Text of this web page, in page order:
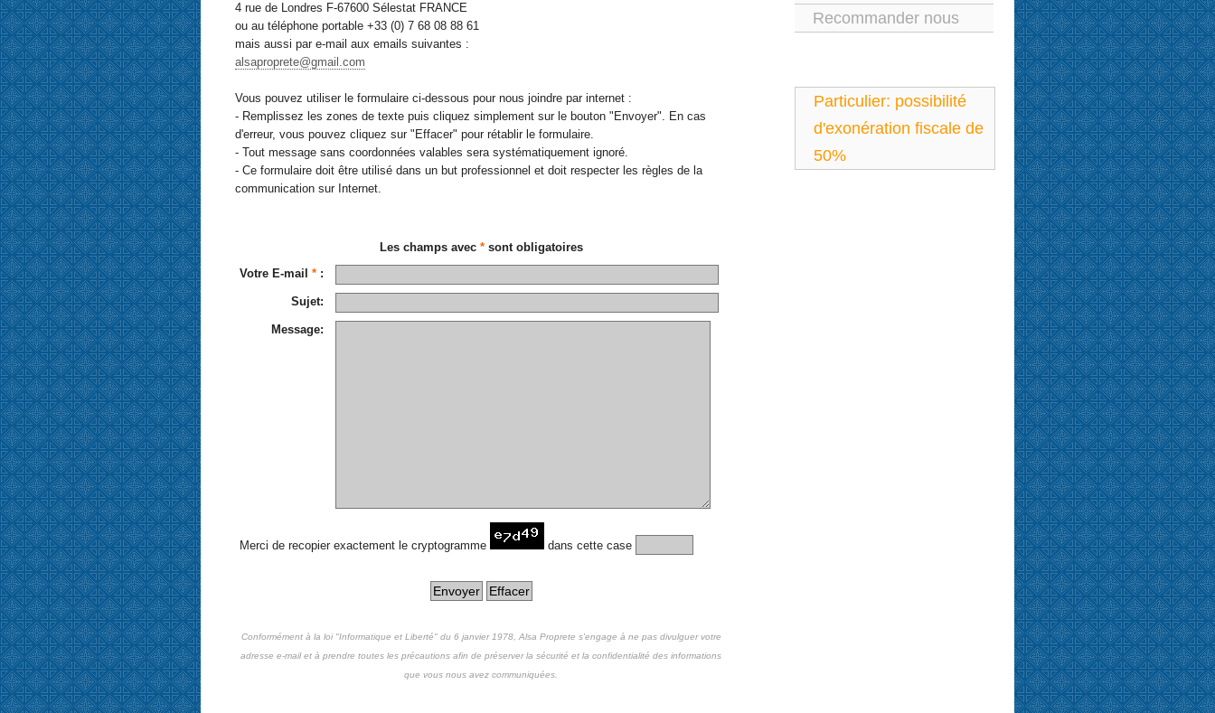
4 rue de Londres F-67600 Sélestat FRANCE
ou au téléphone portable +33 (0) 7 68 08 88 61
mais aussi par e-mail aux emails suivantes :
alsaproprete@gmail.com
Vous pouvez utiliser le formulaire ci-dessous pour nous joindre par internet :
- Remplissez les zones de texte puis cliquez simplement sur le bouton "Envoyer". En cas
d'erreur, vous pouvez cliquez sur "Effacer" pour rétablir le formulaire.
- Tout message sans coordonnées valables sera systématiquement ignoré.
- Ce formulaire doit être utilisé dans un but professionnel et doit respecter les règles de la
communication sur Internet.
Les champs avec *sont obligatoires
Votre E-mail * :
Sujet:
Message:
Merci de recopier exactement le cryptogramme dans cette case
Conformément à la loi "Informatique et Liberté" du 6 janvier 1978, Alsa Proprete s'engage à ne pas divulguer votre
adresse e-mail et à prendre toutes les précautions afin de préserver la sécurité et la confidentialité des informations
que vous nous avez communiquées.
Recommander nous
Particulier: possibilité
d'exonération fiscale de
50%